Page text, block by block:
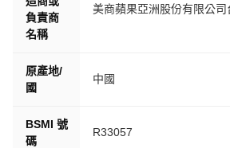
負責商
名稱
美商蘋果亞洲股份有限公司
原產地/
國
中國
BSMI 號
碼
R33057